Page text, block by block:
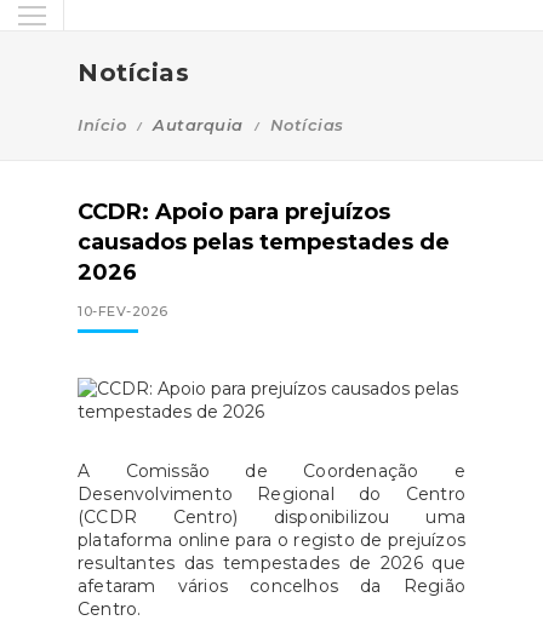
Notícias
Início Autarquia Notícias
CCDR: Apoio para prejuízos
causados pelas tempestades de
2026
10-FEV-2026
A Comissão de Coordenação e
Desenvolvimento Regional do Centro
(CCDR Centro) disponibilizou uma
plataforma online para o registo de prejuízos
resultantes das tempestades de 2026 que
afetaram vários concelhos da Região
Centro.